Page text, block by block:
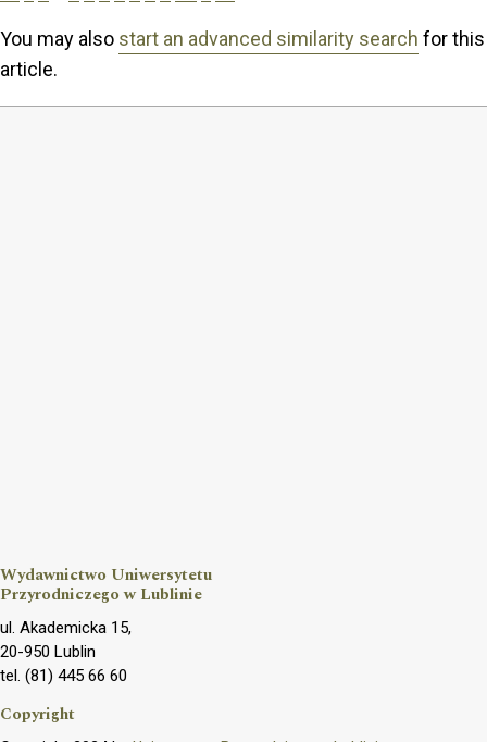
You may also start an advanced similarity search for this
article.
Wydawnictwo Uniwersytetu
Przyrodniczego w Lublinie
ul. Akademicka 15,
20-950 Lublin
tel. (81) 445 66 60
Copyright